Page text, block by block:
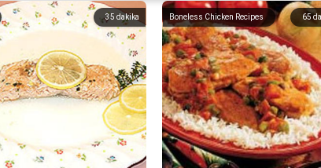
35 dakika 65
Boneless Chicken Recipes